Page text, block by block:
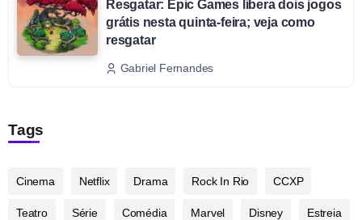
Resgatar: Epic Games libera dois jogos
grátis nesta quinta-feira; veja como
resgatar
Gabriel Fernandes
Tags
Cinema Netflix Drama Rock In Rio CCXP
Teatro Série Comédia Marvel Disney Estreia